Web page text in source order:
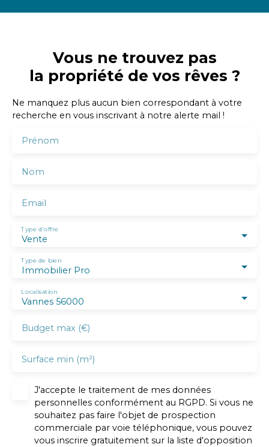
Vous ne trouvez pas
la propriété de vos rêves ?
Ne manquez plus aucun bien correspondant à votre
recherche en vous inscrivant à notre alerte mail !
Prénom
Nom
Email
Vente
Type d'offre
Immobilier Pro
Type de bien
Vannes 56000
Localisation
Budget max (€)
Surface min (m²)
J'accepte le traitement de mes données
personnelles conformément au RGPD. Si vous ne
souhaitez pas faire l'objet de prospection
commerciale par voie téléphonique, vous pouvez
vous inscrire gratuitement sur la liste d'opposition